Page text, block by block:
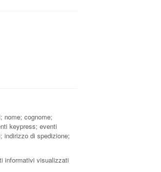
nome; cognome;
keypress; eventi
indirizzo di spedizione;
informativi visualizzati